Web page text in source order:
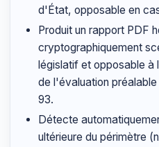
d'État, opposable en
Produit un rapport PDF
cryptographiquement
législatif et opposable à
de l'évaluation
93.
Détecte
ultérieure du périmètre